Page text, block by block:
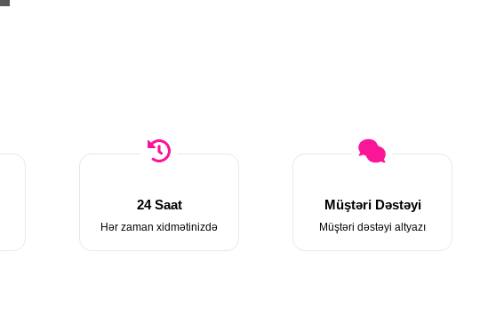
24 Saat
Hər zaman xidmətinizdə
Müştəri Dəstəyi
Müştəri dəstəyi altyazı